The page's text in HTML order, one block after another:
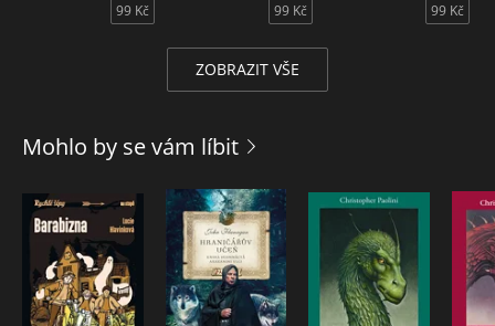
99 Kč 99 Kč 99 Kč
ZOBRAZIT VŠE
Mohlo by se vám líbit